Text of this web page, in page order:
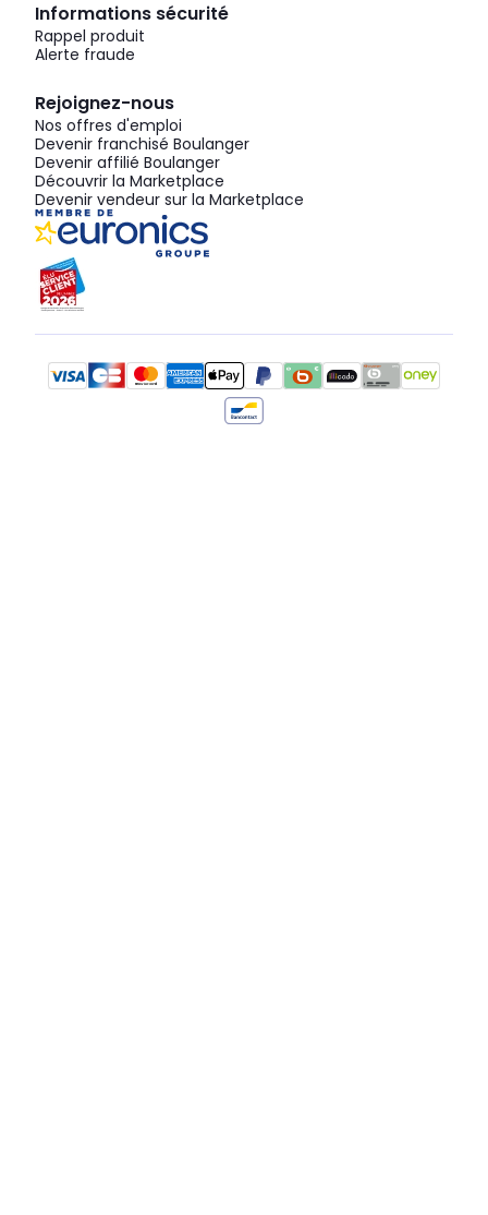
Informations sécurité
Rappel produit
Alerte fraude
Rejoignez-nous
Nos offres d'emploi
Devenir franchisé Boulanger
Devenir affilié Boulanger
Découvrir la Marketplace
Devenir vendeur sur la Marketplace